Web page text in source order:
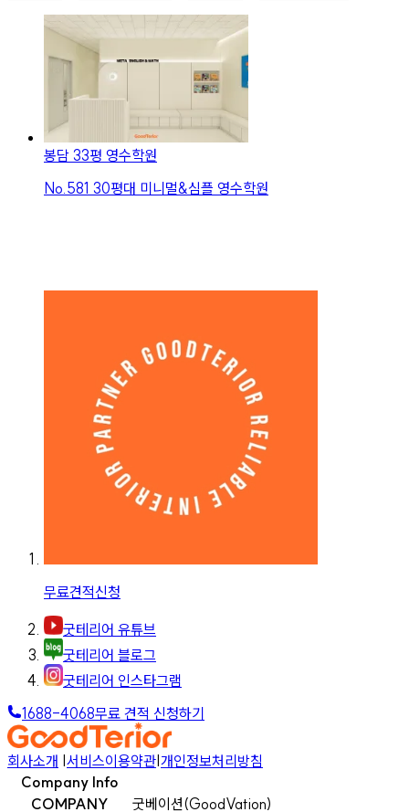
봉담 33평 영수학원
No. 581 30평대 미니멀&심플 영수학원
무료견적신청
굿테리어 유튜브
굿테리어 블로그
굿테리어 인스타그램
1688-4068무료 견적 신청하기
회사소개 |서비스이용약관|개인정보처리방침
Company Info
COMPANY
굿베이션(GoodVation)